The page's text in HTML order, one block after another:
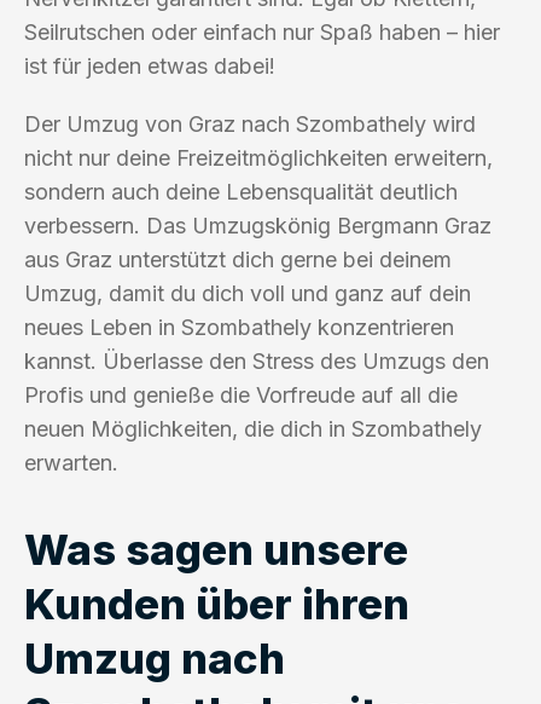
Seilrutschen oder einfach nur Spaß haben – hier
ist für jeden etwas dabei!
Der Umzug von Graz nach Szombathely wird
nicht nur deine Freizeitmöglichkeiten erweitern,
sondern auch deine Lebensqualität deutlich
verbessern. Das Umzugskönig Bergmann Graz
aus Graz unterstützt dich gerne bei deinem
Umzug, damit du dich voll und ganz auf dein
neues Leben in Szombathely konzentrieren
kannst. Überlasse den Stress des Umzugs den
Profis und genieße die Vorfreude auf all die
neuen Möglichkeiten, die dich in Szombathely
erwarten.
Was sagen unsere
Kunden über ihren
Umzug nach